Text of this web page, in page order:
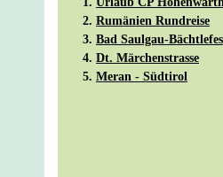
2. Rumänien Rundreise
3. Bad Saulgau-
4. Dt. Märchenstrasse
5. Meran - Südtirol